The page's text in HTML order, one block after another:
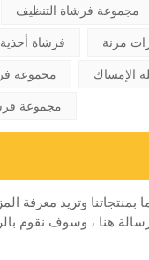
مجموعة فرشاة التنظيف
فرشاة
مرنة
مجموعة
الإمساك
مجموعة
بمنتجاتنا وتريد معرفة
هنا ، وسوف نقوم